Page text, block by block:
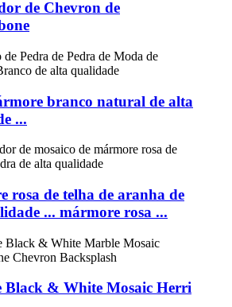
de Chevron de
branco natural de alta
...
rosa de telha de aranha de
... mármore rosa ...
Black & White Mosaic Herri